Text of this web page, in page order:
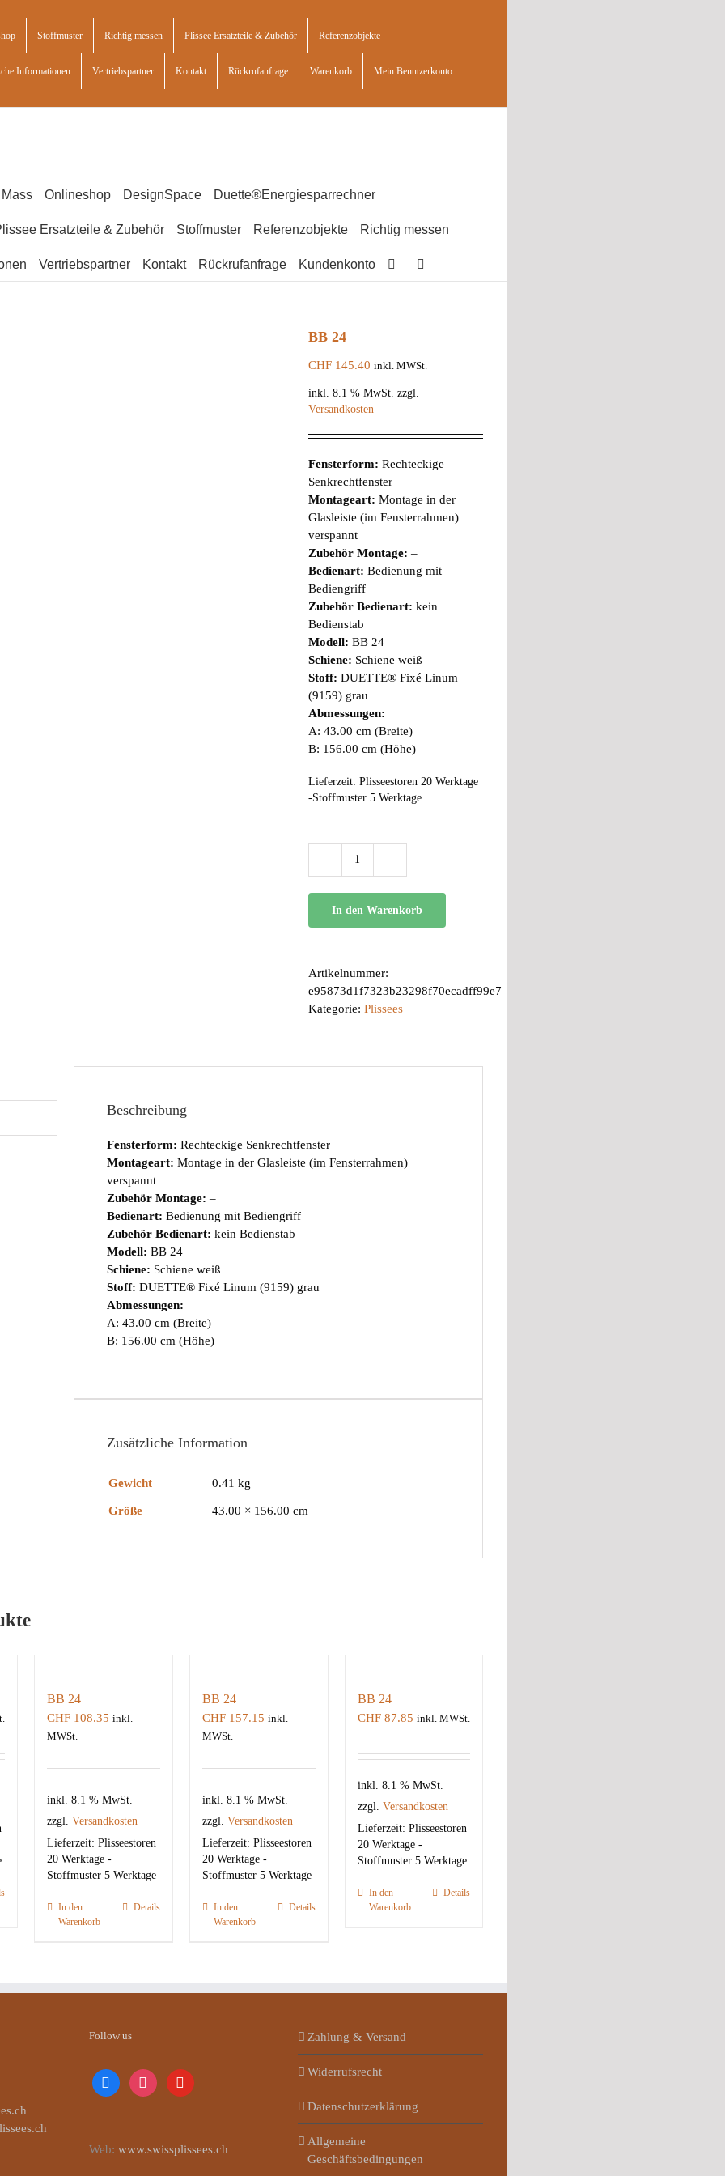
Stoffmuster Richtig messen Plissee Ersatzteile & Zubehör Referenzobjekte
Informationen Vertriebspartner Kontakt Rückrufanfrage Warenkorb Mein Benutzerkonto
Onlineshop DesignSpace Duette®Energiesparrechner
Ersatzteile & Zubehör Stoffmuster Referenzobjekte Richtig messen
Vertriebspartner Kontakt Rückrufanfrage Kundenkonto
BB 24
CHF145.40 inkl. MWSt.
inkl. 8.1 % MwSt. zzgl.
Versandkosten
Fensterform: Rechteckige
Senkrechtfenster
Montageart: Montage in der
Glasleiste (im Fensterrahmen)
verspannt
Zubehör Montage: –
Bedienart: Bedienung mit
Bediengriff
Zubehör Bedienart: kein
Bedienstab
Modell: BB 24
Schiene: Schiene weiß
Stoff: DUETTE® Fixé Linum
(9159) grau
Abmessungen:
A: 43.00 cm (Breite)
B: 156.00 cm (Höhe)
Lieferzeit: Plisseestoren 20 Werktage
-Stoffmuster 5 Werktage
BB
In den Warenkorb
Artikelnummer:
e95873d1f7323b23298f70ecadff99e7
Kategorie: Plissees
Beschreibung
Fensterform: Rechteckige Senkrechtfenster
Montageart: Montage in der Glasleiste (im Fensterrahmen)
verspannt
Zubehör Montage: –
Bedienart: Bedienung mit Bediengriff
Zubehör Bedienart: kein Bedienstab
Modell: BB 24
Schiene: Schiene weiß
Stoff: DUETTE® Fixé Linum (9159) grau
Abmessungen:
A: 43.00 cm (Breite)
B: 156.00 cm (Höhe)
Zusätzliche Information
Gewicht 0.41 kg
Größe 43.00 × 156.00 cm
BB 24
CHF 108.35 inkl.
MWSt.
inkl. 8.1 % MwSt.
zzgl.Versandkosten
Lieferzeit:Plisseestoren
20 Werktage -
Stoffmuster 5 Werktage
In den
Warenkorb
Details
BB 24
CHF157.15 inkl.
MWSt.
inkl. 8.1 % MwSt.
zzgl. Versandkosten
Lieferzeit: Plisseestoren
20 Werktage -
Stoffmuster 5 Werktage
In den
Warenkorb
Details
BB 24
CHF87.85 inkl. MWSt.
inkl. 8.1 % MwSt.
zzgl. Versandkosten
Lieferzeit: Plisseestoren
20 Werktage -
Stoffmuster 5 Werktage
In den
Warenkorb
Details
Follow us
facebookinstagramyoutube
Web: www.swissplissees.ch
Zahlung & Versand
Widerrufsrecht
Datenschutzerklärung
Allgemeine
Geschäftsbedingungen